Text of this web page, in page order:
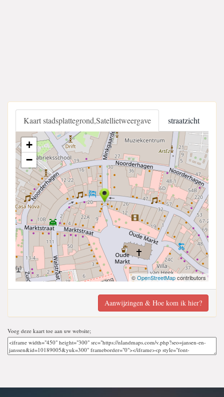
Kaart stadsplattegrond,Satellietweergave straatzicht
+
−
©OpenStreetMapcontributors
Aanwijzingen & Hoe kom ik hier?
Voeg deze kaart toe aan uw website;